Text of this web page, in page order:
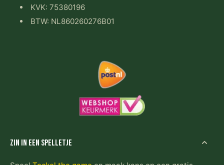
KVK: 75380196
BTW: NL860260276B01
Zin in een spelletje